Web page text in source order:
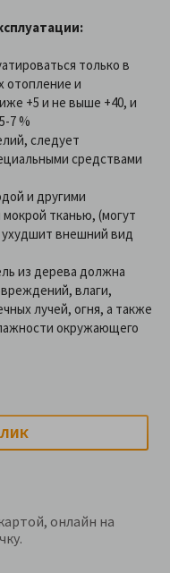
только в
отопление и
+5 и не выше +40, и
7 %
следует
средствами
и другими
тканью, (могут
ухудшит внешний вид
из дерева должна
влаги,
лучей, огня, а также
окружающего
онлайн на